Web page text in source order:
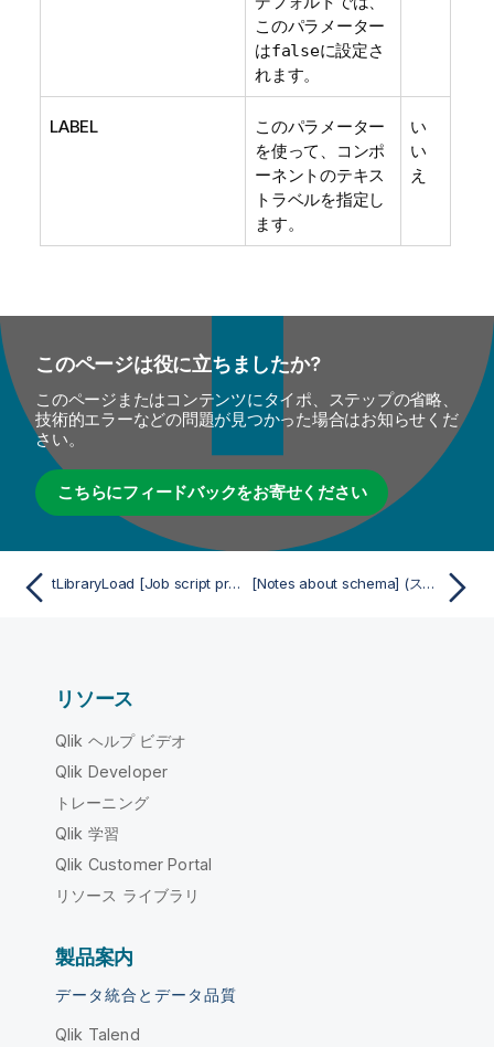
このパラメーター
はfalseに設定さ
れます。
LABEL
このパラメーター
を使って、コンポ
ーネントのテキス
トラベルを指定し
ます。
い
い
え
このページは役に立ちましたか?
このページまたはコンテンツにタイポ、ステップの省略、
技術的エラーなどの問題が見つかった場合はお知らせくだ
さい。
こちらにフィードバックをお寄せください
tLibraryLoad [Job script properties] (ジョブスクリプトプロパティ) [Notes about schema] (スキーマについての注意事項) (tLibraryLoad用)
リソース
Qlik ヘルプ ビデオ
Qlik Developer
トレーニング
Qlik 学習
Qlik Customer Portal
リソース ライブラリ
製品案内
データ統合とデータ品質
Qlik Talend